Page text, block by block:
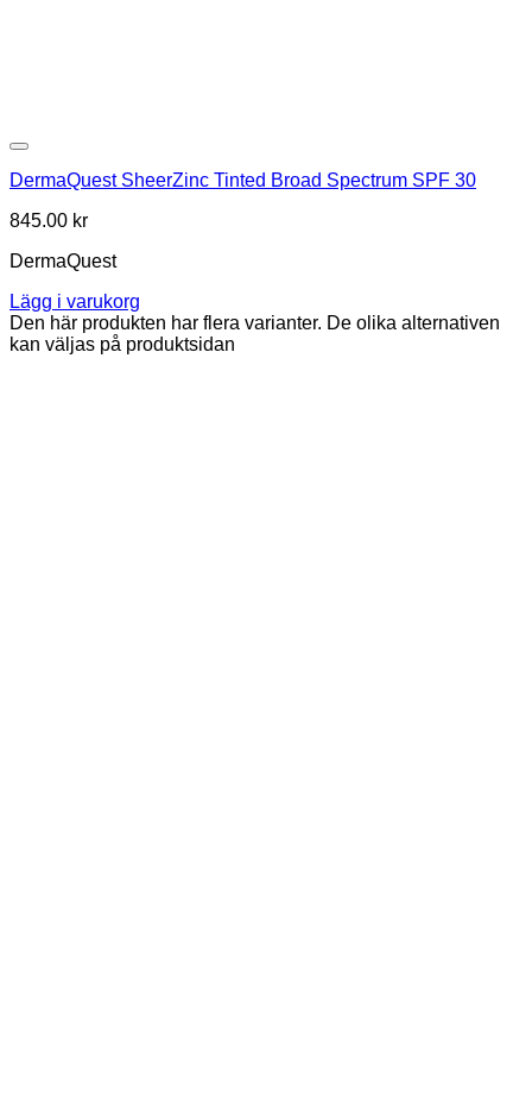
DermaQuest SheerZinc Tinted Broad Spectrum SPF 30
845.00 kr
DermaQuest
Lägg i varukorg
Den här produkten har flera varianter. De olika alternativen
kan väljas på produktsidan